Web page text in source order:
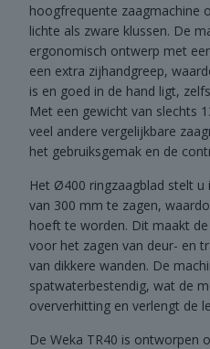
hoogfrequente zaagmachine
lichte als zware klussen. De
ergonomisch ontwerp met
een extra zijhandgreep,
is en goed in de hand ligt,
Met een gewicht van slechts
veel andere vergelijkbare
het gebruiksgemak en de
Het Ø400 ringzaagblad stelt
van 300 mm te zagen,
hoeft te worden. Dit maakt
voor het zagen van deur- en
van dikkere wanden. De
spatwaterbestendig, wat de
oververhitting en verlengt de
De Weka TR40 is ontworpen